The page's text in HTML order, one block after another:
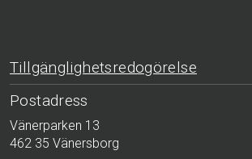
Tillgänglighetsredogörelse
Postadress
Vänerparken 13
462 35 Vänersborg